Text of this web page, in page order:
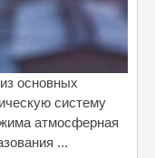
основных
систему
атмосферная
...